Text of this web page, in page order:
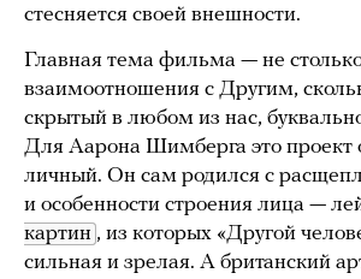
стесняется своей внешности.
Главная тема фильма — не
взаимоотношения с Другим,
скрытый в любом из нас,
Для Аарона Шимберга это проект
личный. Он сам родился с
и особенности строения лица —
картин , из которых «Другой
сильная и зрелая. А британский